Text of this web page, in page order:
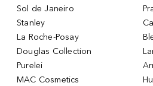
Sol de Janeiro
Stanley
La Roche-Posay
Douglas Collection
Purelei
MAC Cosmetics